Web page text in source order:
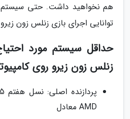
هم نخواهید داشت. حتی
توانایی اجرای بازی زنلس زون
حداقل سیستم مورد
زنلس زون زیرو روی
AMD معادل